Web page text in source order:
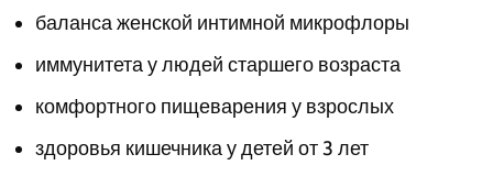
баланса женской интимной микрофлоры
иммунитета у людей старшего возраста
комфортного пищеварения у взрослых
здоровья кишечника у детей от 3 лет